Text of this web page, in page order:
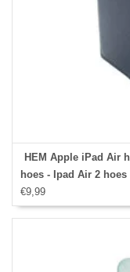
HEM Apple iPad Air
hoes - Ipad Air 2
Autowake
Blauw -
€9,99